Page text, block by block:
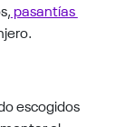
pasantías
escogidos